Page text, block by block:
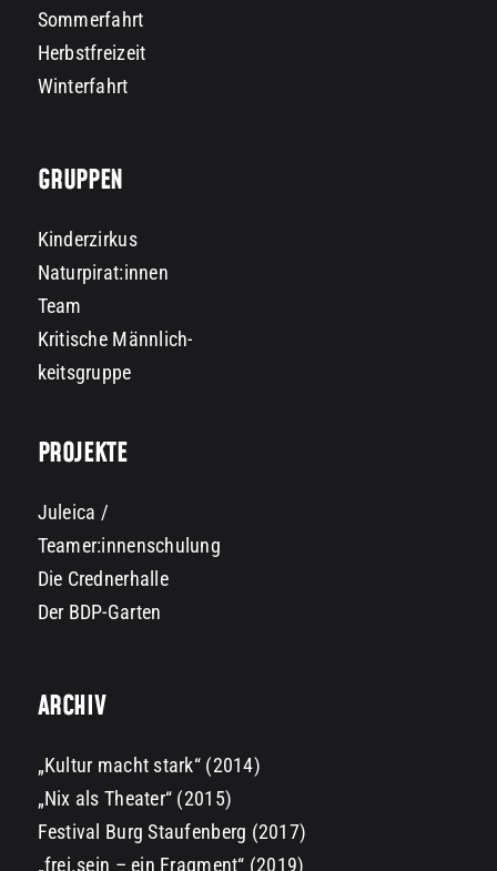
Sommerfahrt
Herbstfreizeit
Winterfahrt
GRUPPEN
Kinderzirkus
Naturpirat:innen
Team
Kritische Männlich-
keitsgruppe
PROJEKTE
Juleica /
Teamer:innenschulung
Die Crednerhalle
Der BDP-Garten
ARCHIV
„Kultur macht stark“ (2014)
„Nix als Theater“ (2015)
Festival Burg Staufenberg (2017)
„frei.sein – ein Fragment“ (2019)